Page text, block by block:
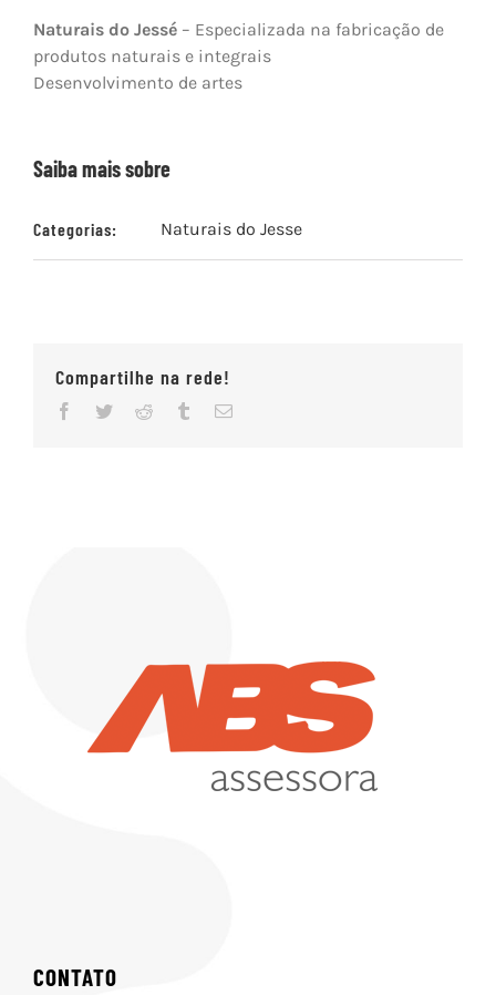
Naturais do Jessé – Especializada na fabricação de
produtos naturais e integrais
Desenvolvimento de artes
Saiba mais sobre
Categorias: Naturais do Jesse
Compartilhe na rede!
Facebook
TwitterReddit TumblrEmail
CONTATO